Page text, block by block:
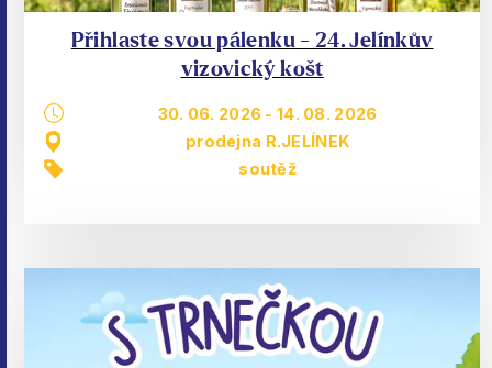
Přihlaste svou pálenku - 24. Jelínkův
vizovický košt
30. 06. 2026 -14. 08. 2026
prodejna R.JELÍNEK
soutěž